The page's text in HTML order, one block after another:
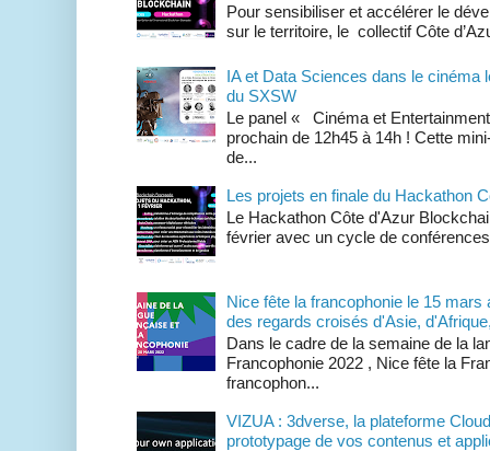
Pour sensibiliser et accélérer le
sur le territoire, le collectif Côte
IA et Data Sciences dans le cinéma
du SXSW
Le panel « Cinéma et
prochain de 12h45 à 14h ! Cette
de...
Les projets en finale du Hackathon
Le Hackathon Côte d'Azur
février avec un cycle de
Nice fête la francophonie le 15
des regards croisés d'Asie,
Dans le cadre de la semaine de la
Francophonie 2022 , Nice fête la
francophon...
VIZUA : 3dverse, la plateforme
prototypage de vos contenus et